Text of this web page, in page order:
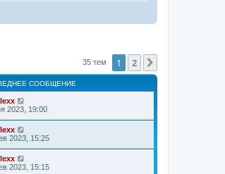
35 тем 1 2
СООБЩЕНИЕ
2023, 19:00
2023, 15:25
2023, 15:15